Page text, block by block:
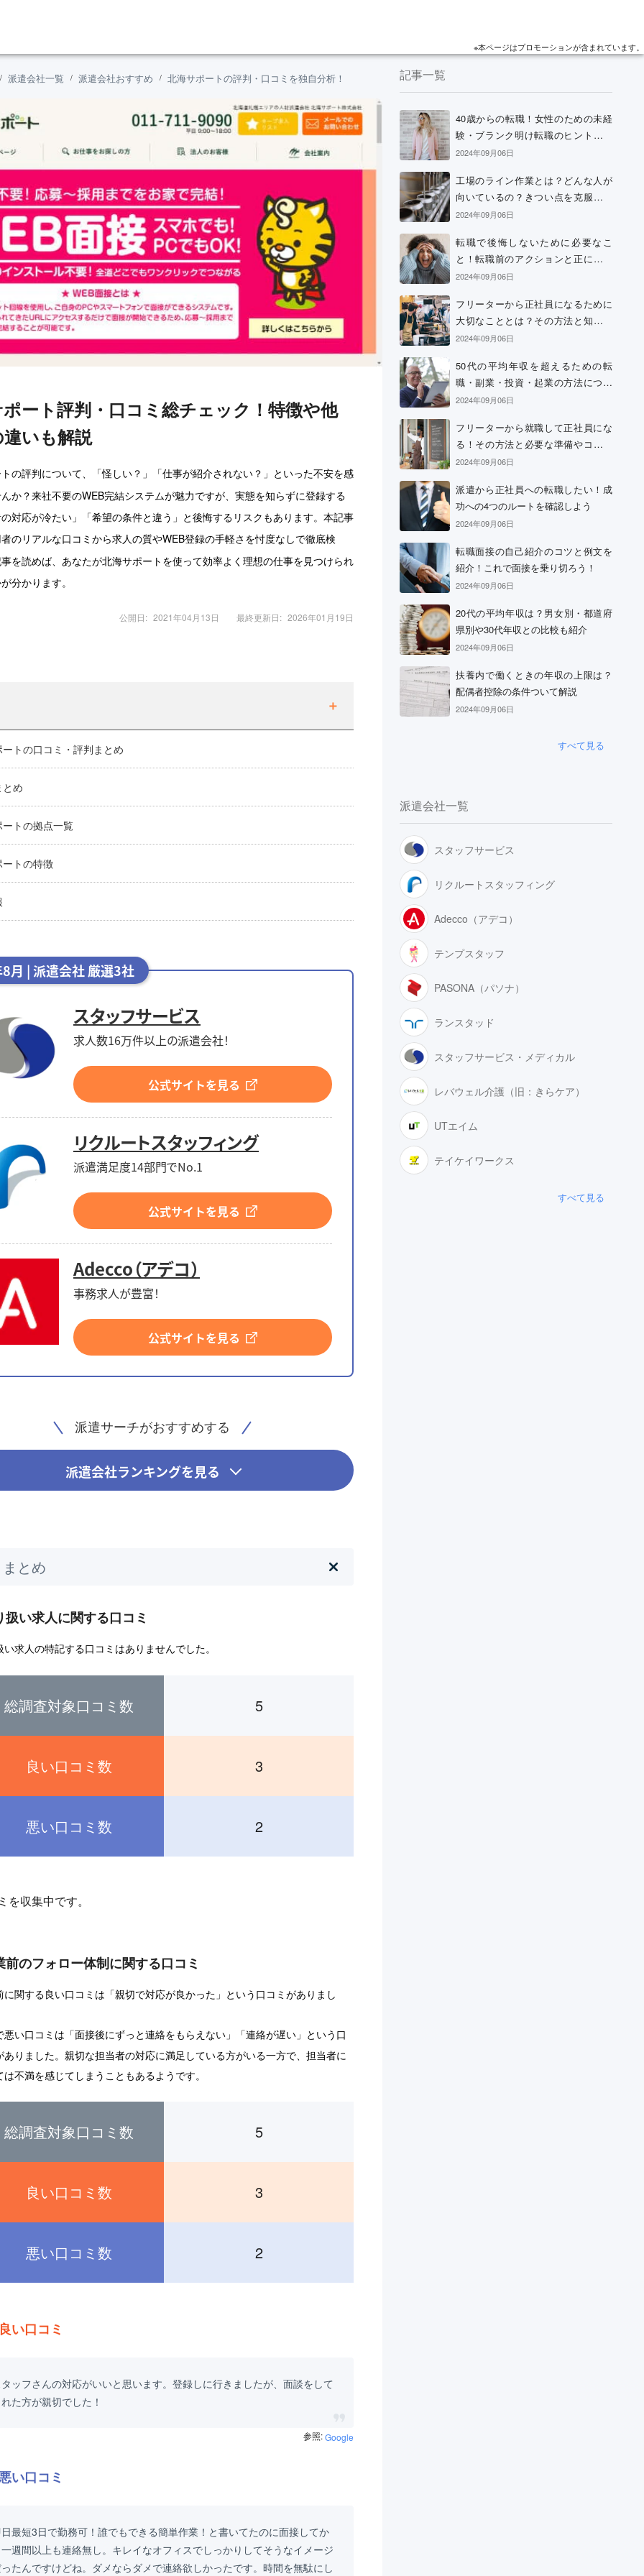
※本ページはプロモーションが含まれています。
派遣会社一覧 派遣会社おすすめ 北海サポートの評判・口コミを独自分析！
ート評判・口コミ総チェック！特徴や他
いも解説
の評判について、「怪しい？」「仕事が紹介されない？」といった不安を感
か？来社不要のWEB完結システムが魅力ですが、実態を知らずに登録する
対応が冷たい」「希望の条件と違う」と後悔するリスクもあります。本記事
のリアルな口コミから求人の質やWEB登録の手軽さを忖度なしで徹底検
を読めば、あなたが北海サポートを使って効率よく理想の仕事を見つけられ
分かります。
公開日: 2021年04月13日 最終更新日: 2026年01月19日
ートの口コミ・評判まとめ
とめ
ートの拠点一覧
ートの特徴
月 | 派遣会社 厳選3社
スタッフサービス
求人数16万件以上の派遣会社！
公式サイトを見る
リクルートスタッフィング
派遣満足度14部門でNo.1
公式サイトを見る
Adecco（アデコ）
事務求人が豊富！
公式サイトを見る
派遣サーチがおすすめする
派遣会社ランキングを見る
とめ
扱い求人に関する口コミ
い求人の特記する口コミはありませんでした。
総調査対象口コミ数 5
良い口コミ数 3
悪い口コミ数 2
を収集中です。
前のフォロー体制に関する口コミ
に関する良い口コミは「親切で対応が良かった」という口コミがありまし
悪い口コミは「面接後にずっと連絡をもらえない」「連絡が遅い」という口
ありました。親切な担当者の対応に満足している方がいる一方で、担当者に
は不満を感じてしまうこともあるようです。
総調査対象口コミ数 5
良い口コミ数 3
悪い口コミ数 2
い口コミ
ッフさんの対応がいいと思います。登録しに行きましたが、面談をして
た方が親切でした！
参照:Google
い口コミ
最短3日で勤務可！誰でもできる簡単作業！と書いてたのに面接してか
週間以上も連絡無し。キレイなオフィスでしっかりしてそうなイメージ
たんですけどね。ダメならダメで連絡欲しかったです。時間を無駄にし
記事一覧
40歳からの転職！女性のための未経
験・ブランク明け転職のヒントと考
え方
2024年09月06日
工場のライン作業とは？どんな人が
向いているの？きつい点を克服する
方法などを解説
2024年09月06日
転職で後悔しないために必要なこ
と！転職前のアクションと正に後悔
中の場合の解決策
2024年09月06日
フリーターから正社員になるために
大切なこととは？その方法と知って
おきたい心構え
2024年09月06日
50代の平均年収を超えるための転
職・副業・投資・起業の方法につい
て
2024年09月06日
フリーターから就職して正社員にな
る！その方法と必要な準備やコツに
ついて
2024年09月06日
派遣から正社員への転職したい！成
功への4つのルートを確認しよう
2024年09月06日
転職面接の自己紹介のコツと例文を
紹介！これで面接を乗り切ろう！
2024年09月06日
20代の平均年収は？男女別・都道府
県別や30代年収との比較も紹介
2024年09月06日
扶養内で働くときの年収の上限は？
配偶者控除の条件ついて解説
2024年09月06日
すべて見る
派遣会社一覧
スタッフサービス
リクルートスタッフィング
Adecco（アデコ）
テンプスタッフ
PASONA（パソナ）
ランスタッド
スタッフサービス・メディカル
レバウェル介護（旧：きらケア）
UTエイム
テイケイワークス
すべて見る